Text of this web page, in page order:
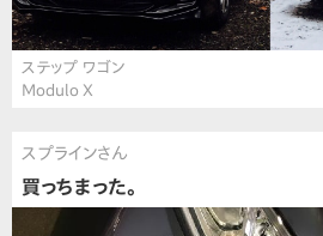
ステップ ワゴン
Modulo X
スプラインさん
買っちまった。